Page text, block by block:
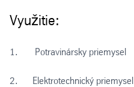
Využitie:
1. Potravinársky priemysel
2. Elektrotechnický priemysel